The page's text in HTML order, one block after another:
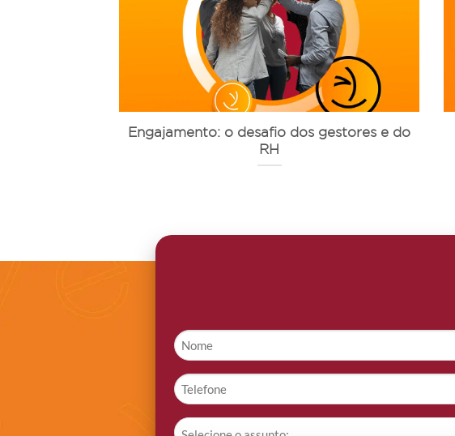
Engajamento: o desafio dos gestores e do
RH
Nome
*
Telefone
*
Assunto